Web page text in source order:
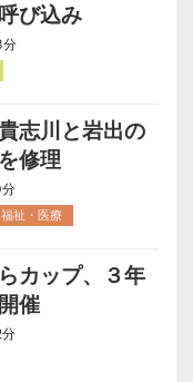
び込み
分
志川と岩出の
修理
福祉・医療
カップ、３年
催